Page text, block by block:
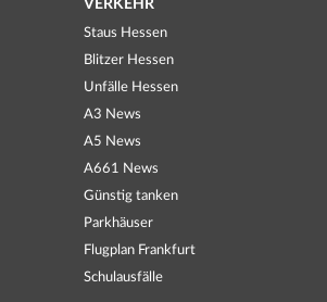
VERKEHR
Staus Hessen
Blitzer Hessen
Unfälle Hessen
A3 News
A5 News
A661 News
Günstig tanken
Parkhäuser
Flugplan Frankfurt
Schulausfälle